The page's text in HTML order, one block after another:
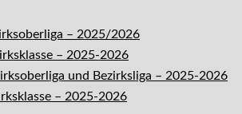
– 2025/2026
– 2025-2026
und Bezirksliga – 2025-2026
– 2025-2026